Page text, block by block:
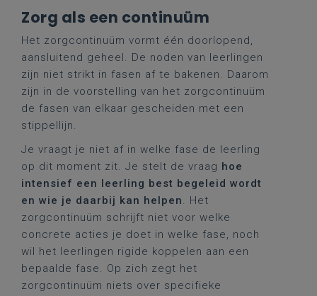
Zorg als een continuüm
Het zorgcontinuüm vormt één doorlopend,
aansluitend geheel. De noden van leerlingen
zijn niet strikt in fasen af te bakenen. Daarom
zijn in de voorstelling van het zorgcontinuüm
de fasen van elkaar gescheiden met een
stippellijn.
Je vraagt je niet af in welke fase de leerling
op dit moment zit. Je stelt de vraag hoe
intensief een leerling best begeleid wordt
en wie je daarbij kan helpen. Het
zorgcontinuüm schrijft niet voor welke
concrete acties je doet in welke fase, noch
wil het leerlingen rigide koppelen aan een
bepaalde fase. Op zich zegt het
zorgcontinuüm niets over specifieke